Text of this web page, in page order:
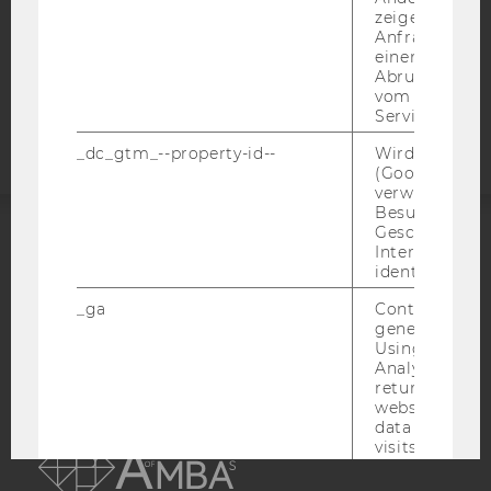
Barrierefreiheitserklärung
EQUIS
zeigen Opt-
Anfrage im
einen Fehler
Abrufen
vom AMP
Service an.
_dc_gtm_--property-id--
Wird von
(Google Tag
verwendet,
Besucher
Geschlecht
Interessen zu
identifizieren.
_ga
Contains a
generated
Using this
Analytics can
returning
website and
data from
visits.
_gat_gtag